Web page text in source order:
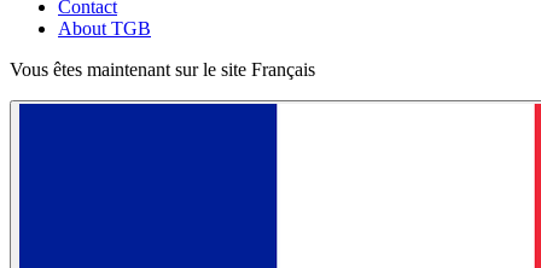
Contact
About TGB
Vous êtes maintenant sur le site Français